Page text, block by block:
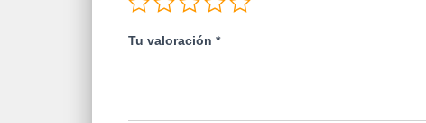
Tu valoración *